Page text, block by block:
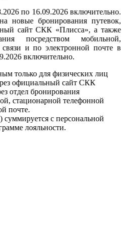
по 16.09.2026 включительно.
новые бронирования путевок,
сайт СКК «Плисса», а также
посредством мобильной,
и по электронной почте в
включительно.
только для физических лиц
официальный сайт СКК
отдел бронирования
стационарной телефонной
почте.
с персональной
лояльности.